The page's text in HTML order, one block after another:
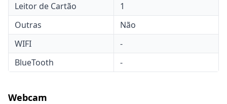
Leitor de Cartão
1
Outras
Não
WIFI
-
BlueTooth
-
Webcam